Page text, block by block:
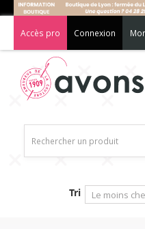
Accès pro Connexion
Tri